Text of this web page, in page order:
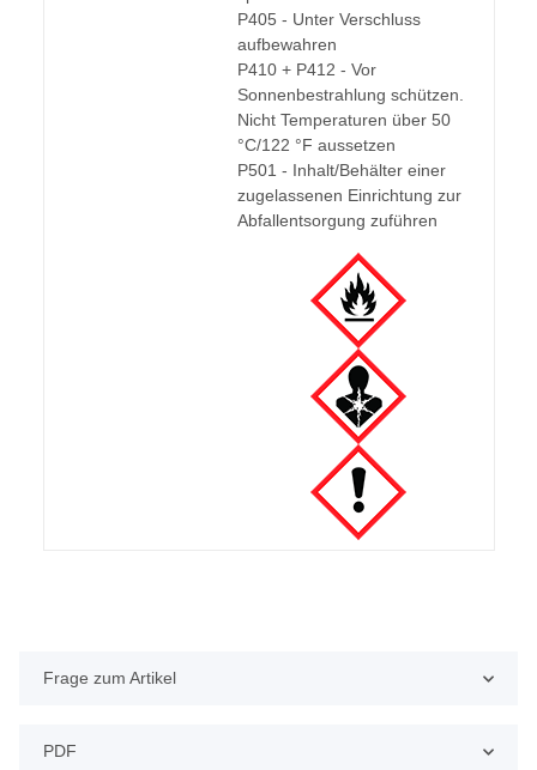
P405 - Unter Verschluss
aufbewahren
P410 + P412 - Vor
Sonnenbestrahlung schützen.
Nicht Temperaturen über 50
°C/122 °F aussetzen
P501 - Inhalt/Behälter einer
zugelassenen Einrichtung zur
Abfallentsorgung zuführen
Frage zum Artikel
PDF